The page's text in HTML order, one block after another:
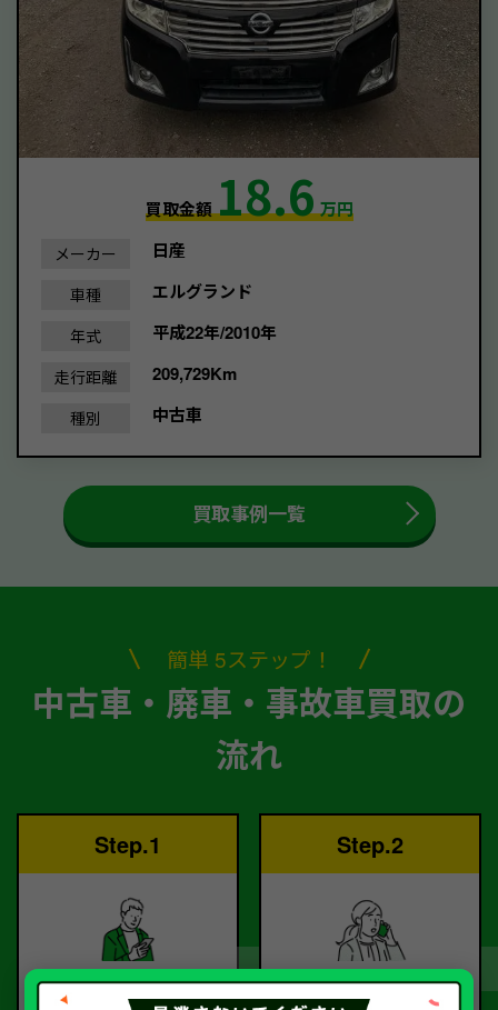
買取金額18.6万円
メーカー 日産
車種 エルグランド
年式 平成22年/2010年
走行距離 209,729Km
種別 中古車
買取事例一覧
簡単 5ステップ！
中古車・廃車・事故車買取の
流れ
Step.1
ご依頼
Step.2
査定